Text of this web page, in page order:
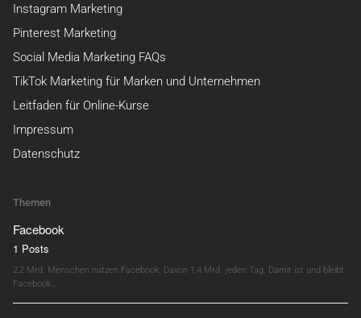
Instagram Marketing
Pinterest Marketing
Social Media Marketing FAQs
TikTok Marketing für Marken und Unternehmen
Leitfaden für Online-Kurse
Impressum
Datenschutz
Themen
Facebook
1 Posts
2,2 Mrd. Menschen nutzen Facebook. Davon 1,4 Mrd. jeden Tag. Damit ist und bleibt
Facebook…